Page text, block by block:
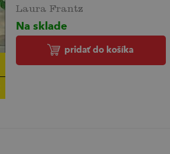
Laura Frantz
Na sklade
pridať do košíka